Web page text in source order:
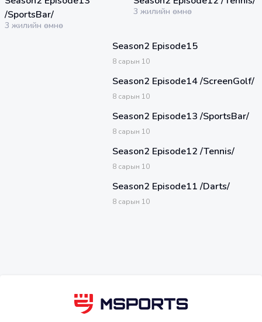
/SportsBar/
3 жилийн өмнө
3 жилийн өмнө
Season2 Episode15
8 сарын 10
Season2 Episode14 /ScreenGolf/
8 сарын 10
Season2 Episode13 /SportsBar/
8 сарын 10
Season2 Episode12 /Tennis/
8 сарын 10
Season2 Episode11 /Darts/
8 сарын 10